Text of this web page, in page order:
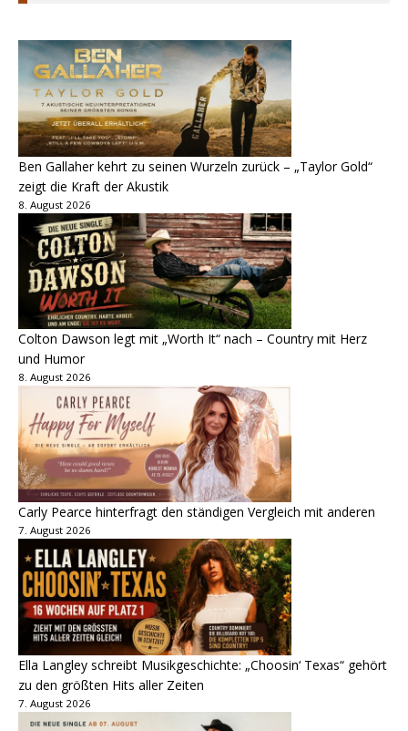
Ben Gallaher kehrt zu seinen Wurzeln zurück – „Taylor Gold“
zeigt die Kraft der Akustik
8. August 2026
Colton Dawson legt mit „Worth It“ nach – Country mit Herz
und Humor
8. August 2026
Carly Pearce hinterfragt den ständigen Vergleich mit anderen
7. August 2026
Ella Langley schreibt Musikgeschichte: „Choosin‘ Texas“ gehört
zu den größten Hits aller Zeiten
7. August 2026